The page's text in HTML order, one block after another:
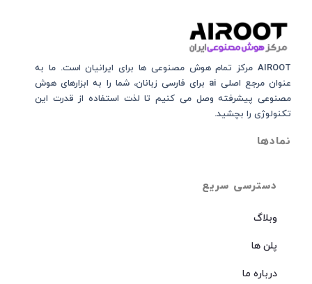
دسترسی سریع
وبلاگ
پلن ها
درباره ما
AIROOT مرکز تمام هوش مصنوعی‌‌‌ ها برای ایرانیان است. ما به
عنوان مرجع اصلی ai برای فارسی زبانان، شما را به ابزارهای هوش
مصنوعی پیشرفته وصل می کنیم تا لذت استفاده از قدرت این
تکنولوژی را بچشید.
نمادها